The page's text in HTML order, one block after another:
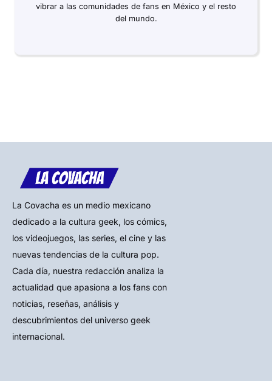
vibrar a las comunidades de fans en México y el resto
del mundo.
La Covacha es un medio mexicano
dedicado a la cultura geek, los cómics,
los videojuegos, las series, el cine y las
nuevas tendencias de la cultura pop.
Cada día, nuestra redacción analiza la
actualidad que apasiona a los fans con
noticias, reseñas, análisis y
descubrimientos del universo geek
internacional.